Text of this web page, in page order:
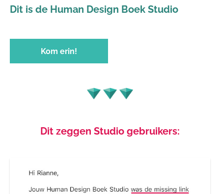
Dit is de Human Design Boek Studio
Kom erin!
Dit zeggen Studio gebruikers: